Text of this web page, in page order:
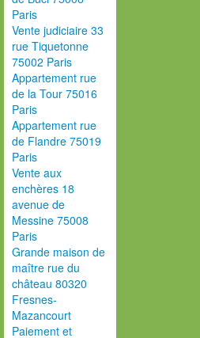
Paris
Vente judiciaire 33
rue Tiquetonne
75002 Paris
Appartement rue
de la Tour 75016
Paris
Appartement rue
de Flandre 75019
Paris
Vente aux
enchères 18
avenue de
Messine 75008
Paris
Grande maison de
maître rue du
château 80320
Fresnes-
Mazancourt
Paiement et